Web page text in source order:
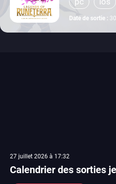
Date de sortie :
27 juillet 2026 à 17:32
Calendrier des sorties